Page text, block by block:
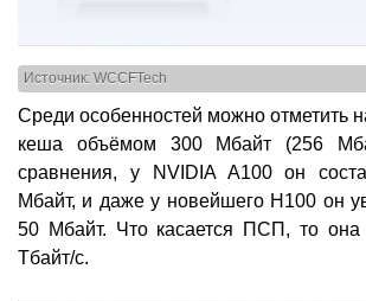
Источник: WCCFTech
Среди особенностей можно отметить
кеша объёмом 300 Мбайт (256
сравнения, у NVIDIA A100 он
Мбайт, и даже у новейшего H100 он
50 Мбайт. Что касается ПСП, то она
Тбайт/с.